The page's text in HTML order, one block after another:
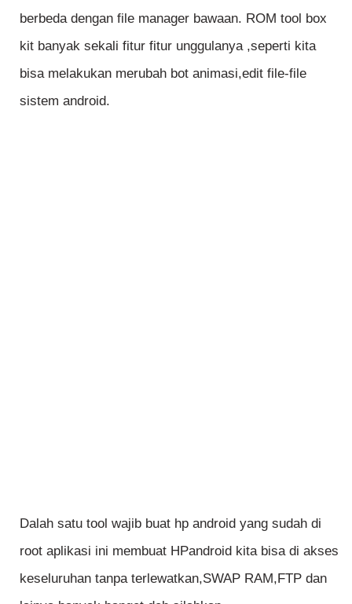
berbeda dengan file manager bawaan. ROM tool box
kit banyak sekali fitur fitur unggulanya ,seperti kita
bisa melakukan merubah bot animasi,edit file-file
sistem android.
Dalah satu tool wajib buat hp android yang sudah di
root aplikasi ini membuat HPandroid kita bisa di akses
keseluruhan tanpa terlewatkan,SWAP RAM,FTP dan